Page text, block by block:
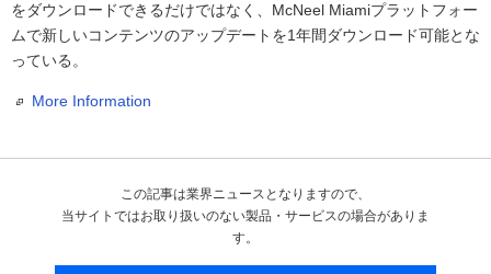
をダウンロードできるだけではなく、McNeel Miamiプラットフォー
ムで新しいコンテンツのアップデートを1年間ダウンロード可能とな
っている。
More Information
この記事は業界ニュースとなりますので、
当サイトではお取り扱いのない製品・サービスの場合がありま
す。